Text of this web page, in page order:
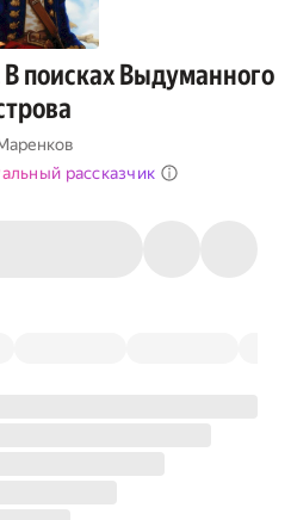
поисках Выдуманного
рассказчик